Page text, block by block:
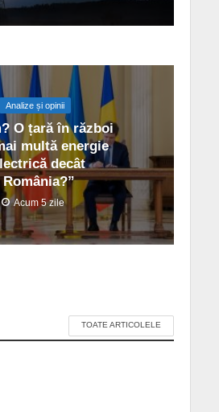
Analize și opinii
O țară în război
multă energie
decât
România?”
Acum 5 zile
TOATE ARTICOLELE